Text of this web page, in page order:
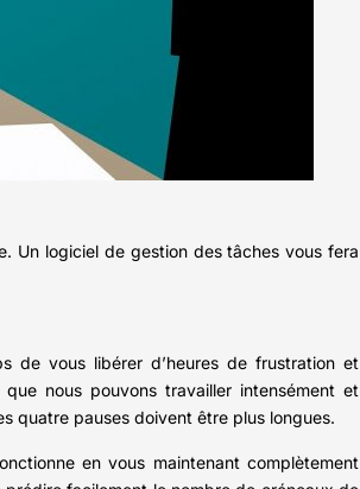
Un logiciel de gestion des tâches vous fera
de vous libérer d’heures de frustration et
nous pouvons travailler intensément et
quatre pauses doivent être plus longues.
en vous maintenant complètement